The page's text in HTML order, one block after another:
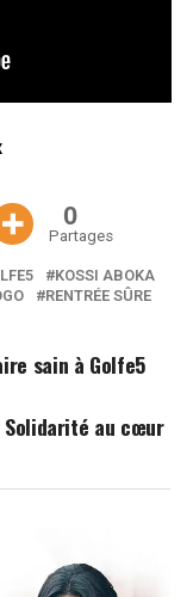
0
Partages
KOSSI ABOKA
RENTRÉE SÛRE
sain à Golfe5
au cœur